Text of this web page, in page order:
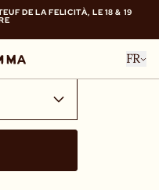
DE LA FELICITÀ, LE 18 & 19
FR